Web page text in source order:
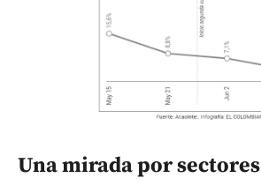
Una mirada por sectores